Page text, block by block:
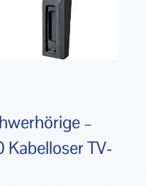
–
TV-